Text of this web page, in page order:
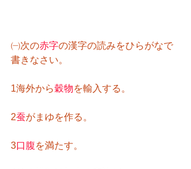
㈠次の赤字の漢字の読みをひらがなで
書きなさい。
1海外から穀物を輸入する。
2蚕がまゆを作る。
3口腹を満たす。